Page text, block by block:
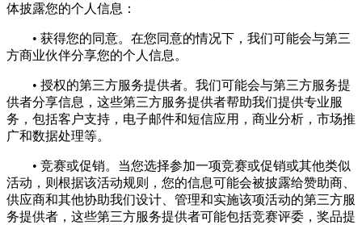
体披露您的个人信息：
• 获得您的同意。在您同意的情况下，我们可能会与第三
方商业伙伴分享您的个人信息。
• 授权的第三方服务提供者。我们可能会与第三方服务提
供者分享信息，这些第三方服务提供者帮助我们提供专业服
务，包括客户支持，电子邮件和短信应用，商业分析，市场推
广和数据处理等。
• 竞赛或促销。当您选择参加一项竞赛或促销或其他类似
活动，则根据该活动规则，您的信息可能会被披露给赞助商、
供应商和其他协助我们设计、管理和实施该项活动的第三方服
务提供者，这些第三方服务提供者可能包括竞赛评委，奖品提